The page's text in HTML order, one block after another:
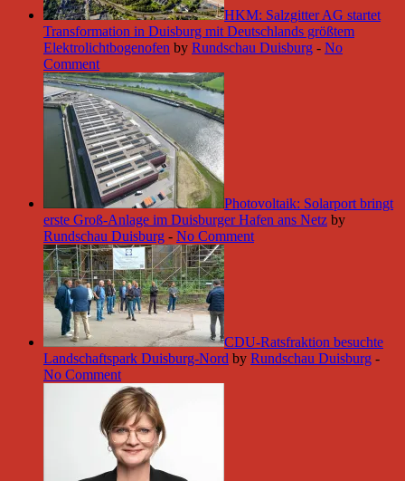
HKM: Salzgitter AG startet
Transformation in Duisburg mit Deutschlands größtem
Elektrolichtbogenofen by Rundschau Duisburg - No
Comment
Photovoltaik: Solarport bringt
erste Groß-Anlage im Duisburger Hafen ans Netz by
Rundschau Duisburg - No Comment
CDU-Ratsfraktion besuchte
Landschaftspark Duisburg-Nord by Rundschau Duisburg -
No Comment